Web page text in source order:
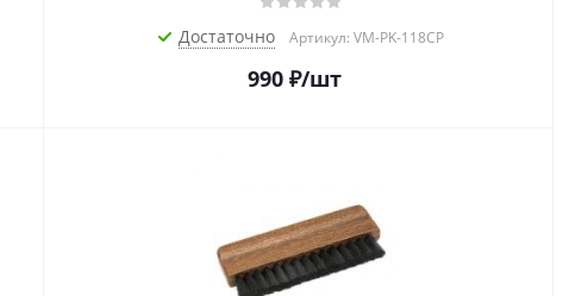
Достаточно Артикул: VM-PK-118CP
990 ₽/шт